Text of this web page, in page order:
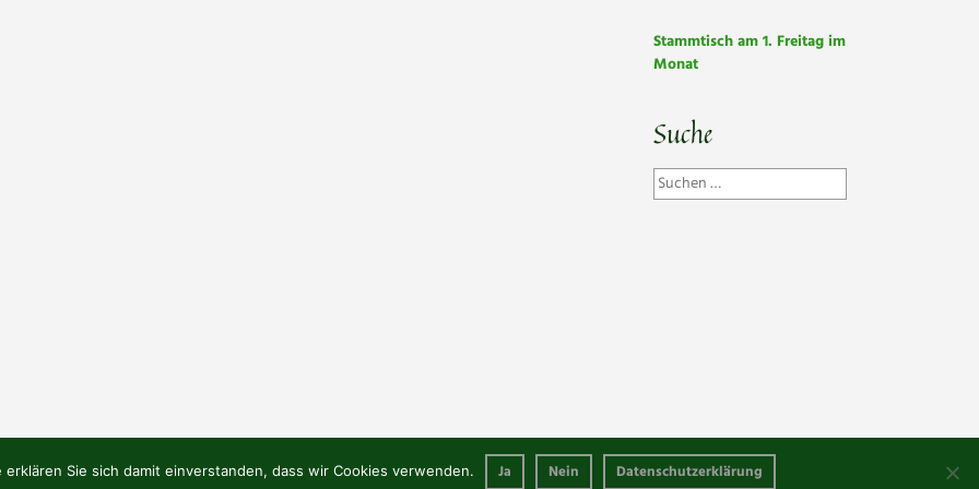
Stammtisch am 1. Freitag im
Monat
Suche
Suchen
nach:
Copyright © 2019 Schäfflertanz Murnau |
Sie sich damit einverstanden, dass wir Cookies verwenden. Ja Nein Datenschutzerklärung